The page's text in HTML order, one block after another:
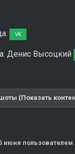
VK
Денис Высоцкий
(Показать
июня пользователем